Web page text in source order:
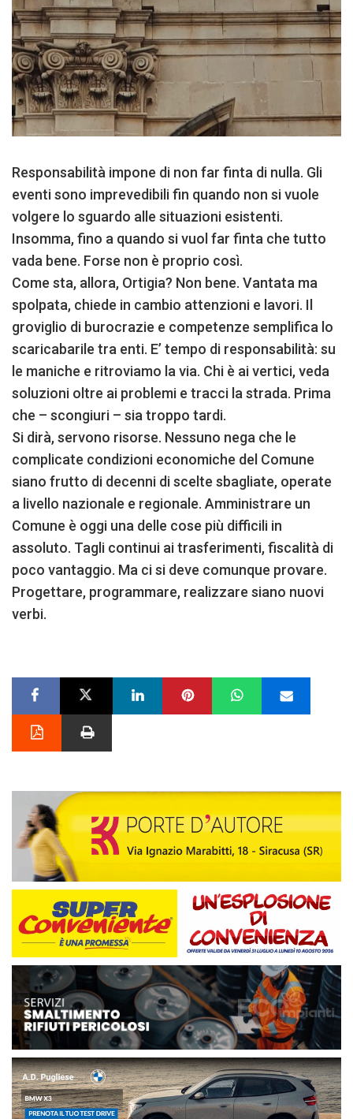
Responsabilità impone di non far finta di nulla. Gli
eventi sono imprevedibili fin quando non si vuole
volgere lo sguardo alle situazioni esistenti.
Insomma, fino a quando si vuol far finta che tutto
vada bene. Forse non è proprio così.
Come sta, allora, Ortigia? Non bene. Vantata ma
spolpata, chiede in cambio attenzioni e lavori. Il
groviglio di burocrazie e competenze semplifica lo
scaricabarile tra enti. E’ tempo di responsabilità: su
le maniche e ritroviamo la via. Chi è ai vertici, veda
soluzioni oltre ai problemi e tracci la strada. Prima
che – scongiuri – sia troppo tardi.
Si dirà, servono risorse. Nessuno nega che le
complicate condizioni economiche del Comune
siano frutto di decenni di scelte sbagliate, operate
a livello nazionale e regionale. Amministrare un
Comune è oggi una delle cose più difficili in
assoluto. Tagli continui ai trasferimenti, fiscalità di
poco vantaggio. Ma ci si deve comunque provare.
Progettare, programmare, realizzare siano nuovi
verbi.